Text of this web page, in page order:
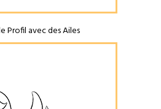
Profil avec des Ailes